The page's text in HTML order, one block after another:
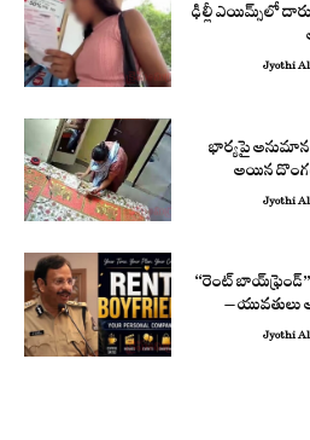
ఢిల్లీ ఎయిమ్స్‌లో
Jyothi
భార్యపై
అయిన
Jyothi
“రెంట్
–
Jyothi